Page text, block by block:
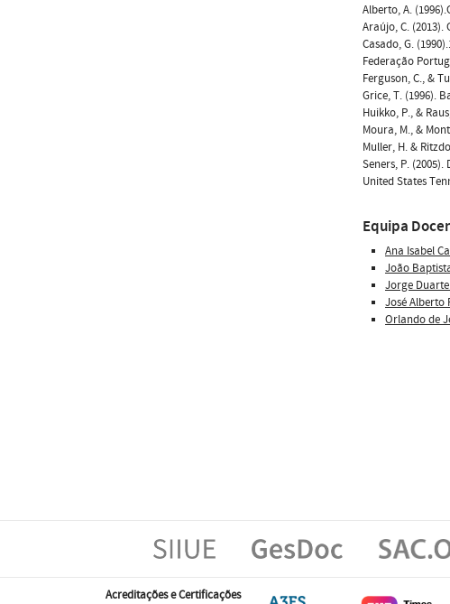
Alberto, A.
Araújo, C.
Casado, G.
Federação
Ferguson, C., &
Grice, T. (1996).
Huikko, P., &
Moura, M., &
Muller, H. &
Seners, P.
United States
Equipa
Ana Isabel
João
Jorge
José Alberto
Orlando de
Acreditações e Certificações